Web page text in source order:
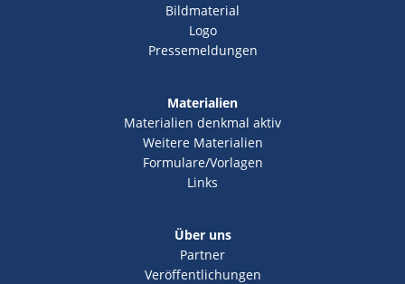
Bildmaterial
Logo
Pressemeldungen
Materialien
Materialien denkmal aktiv
Weitere Materialien
Formulare/Vorlagen
Links
Über uns
Partner
Veröffentlichungen